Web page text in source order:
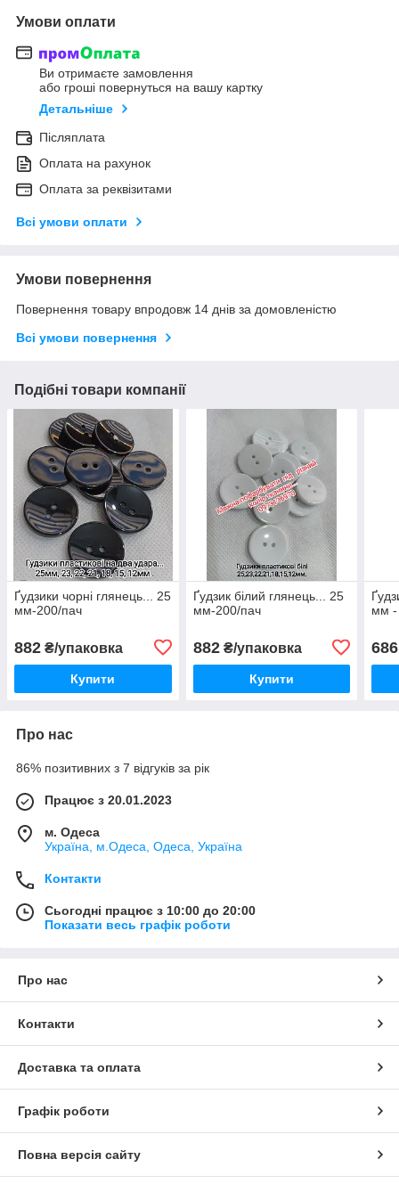
Умови оплати
Ви отримаєте замовлення
або гроші повернуться на вашу картку
Детальніше
Післяплата
Оплата на рахунок
Оплата за реквізитами
Всі умови оплати
Умови повернення
Повернення товару впродовж 14 днів за домовленістю
Всі умови повернення
Подібні товари компанії
Ґудзики чорні глянець... 25
мм-200/пач
882 ₴/упаковка
Купити
Ґудзик білий глянець... 25
мм-200/пач
882₴/упаковка
Купити
мм -
686
Про нас
86% позитивних з 7 відгуків за рік
Працює з 20.01.2023
м. Одеса
Україна, м.Одеса, Одеса, Україна
Контакти
Сьогодні працює з 10:00 до 20:00
Показати весь графік роботи
Про нас
Контакти
Доставка та оплата
Графік роботи
Повна версія сайту